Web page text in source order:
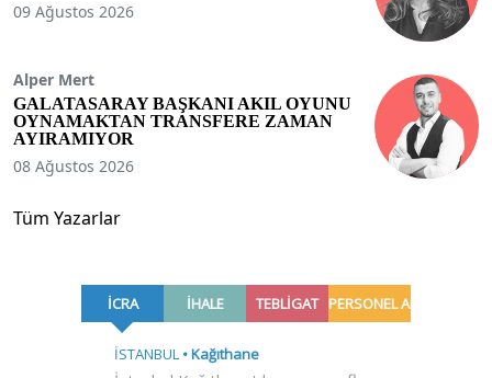
09 Ağustos 2026
Alper Mert
GALATASARAY BAŞKANI AKIL OYUNU
OYNAMAKTAN TRANSFERE ZAMAN
AYIRAMIYOR
08 Ağustos 2026
Tüm Yazarlar